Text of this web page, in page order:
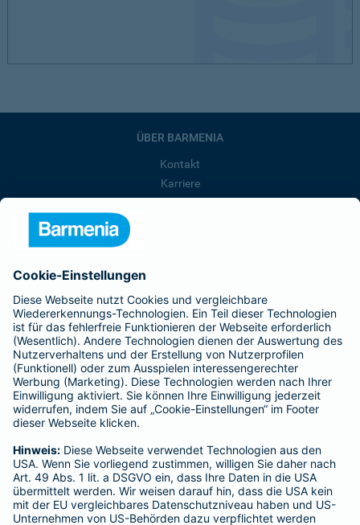
ÜBER BARMENIA
Kontakt
Karriere
Presse
Barmenia ist Teil der BarmeniaGothaer
BELIEBTE SEITEN
Kranken-Zusatzversicherung
Tierversicherungen
Haftpflichtversicherung
Hausratversicherung
Adresse ändern
Schaden melden
Kilometerstandsmeldung
Serviceübersicht